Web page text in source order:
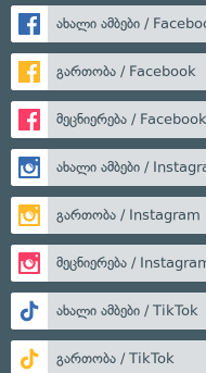
ახალი ამბები /
გართობა / Facebook
მეცნიერება / Facebook
ახალი ამბები /
გართობა / Instagram
მეცნიერება /
ახალი ამბები / TikTok
გართობა / TikTok